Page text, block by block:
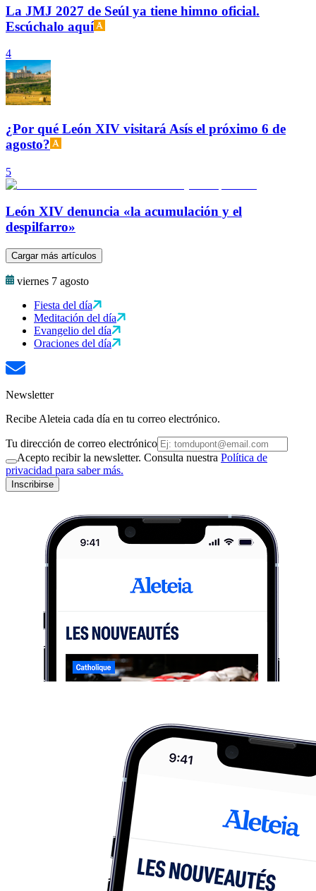
La JMJ 2027 de Seúl ya tiene himno oficial.
Escúchalo aquí
4
¿Por qué León XIV visitará Asís el próximo 6 de
agosto?
5
León XIV denuncia «la acumulación y el
despilfarro»
Cargar más artículos
viernes 7 agosto
Fiesta del día
Meditación del día
Evangelio del día
Oraciones del día
Newsletter
Recibe Aleteia cada día en tu correo electrónico.
Tu dirección de correo electrónico
Acepto recibir la newsletter. Consulta nuestra Política de
privacidad para saber más.
Inscribirse